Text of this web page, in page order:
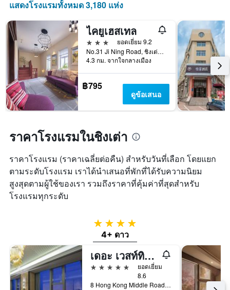
แผนภูมิ
แกน
Y
1
แกน
แสดง
ราคา
เฉลี่ย
ของ
ห้อง
ช่วง
สุด
สัปดาห์
นี้
ที่
พบ
ใน
มา
1
แกน
แสดง
จำนวน
วัน
ก่อน
การ
เข้า
พัก
แผนภูมิ
มี
1
แแส
ดง
ราคา
เฉลี่ย
ของ
แสดงโรงแรมทั้งหมด 3,180 แห่ง
ไคยูเฮสเทล
3 ดาว
ยอดเยี่ยม 9.2
No.31 Ji Ning Road, ชิงเต่า, จีน
4.3 กม. จากใจกลางเมือง
฿795
ดูข้อเสนอ
ราคาโรงแรมในชิงเต่า
ราคาโรงแรม (ราคาเฉลี่ยต่อคืน) สำหรับวันที่เลือก โดยแยก
ตามระดับโรงแรม เราได้นำเสนอที่พักที่ได้รับความนิยม
สูงสุดตามผู้ใช้ของเรา รวมถึงราคาที่คุ้มค่าที่สุดสำหรับ
โรงแรมทุกระดับ
4 ดาว
4+ ดาว
เดอะ เวสท์ทิน ซิงเต่า
5 ดาว
ยอดเยี่ยม
8.6
8 Hong Kong Middle Road, Shinan District, ชิงเต่า, จีน